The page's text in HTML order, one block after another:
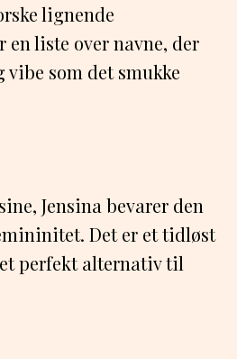
lignende
en liste over navne, der
som det smukke
Jensina bevarer den
Det er et tidløst
perfekt alternativ til